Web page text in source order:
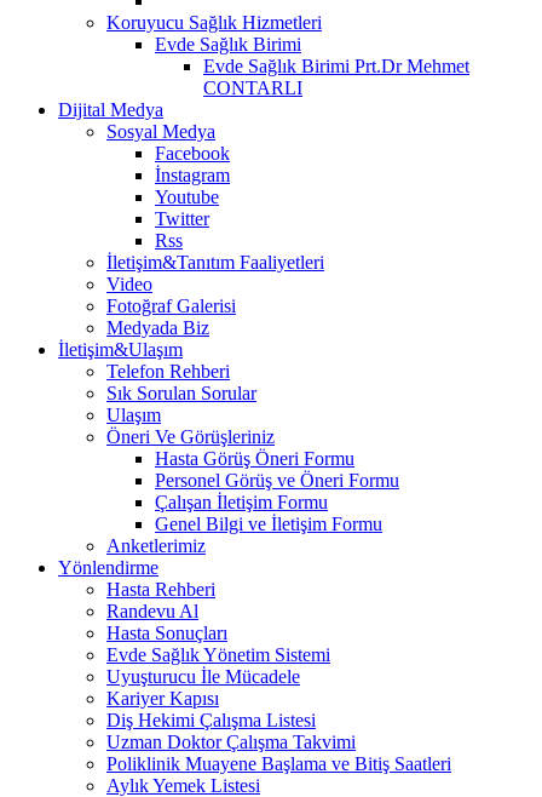
Koruyucu Sağlık Hizmetleri
Evde Sağlık Birimi
Evde Sağlık Birimi Prt.Dr Mehmet
CONTARLI
Dijital Medya
Sosyal Medya
Facebook
İnstagram
Youtube
Twitter
Rss
İletişim&Tanıtım Faaliyetleri
Video
Fotoğraf Galerisi
Medyada Biz
İletişim&Ulaşım
Telefon Rehberi
Sık Sorulan Sorular
Ulaşım
Öneri Ve Görüşleriniz
Hasta Görüş Öneri Formu
Personel Görüş ve Öneri Formu
Çalışan İletişim Formu
Genel Bilgi ve İletişim Formu
Anketlerimiz
Yönlendirme
Hasta Rehberi
Randevu Al
Hasta Sonuçları
Evde Sağlık Yönetim Sistemi
Uyuşturucu İle Mücadele
Kariyer Kapısı
Diş Hekimi Çalışma Listesi
Uzman Doktor Çalışma Takvimi
Poliklinik Muayene Başlama ve Bitiş Saatleri
Aylık Yemek Listesi